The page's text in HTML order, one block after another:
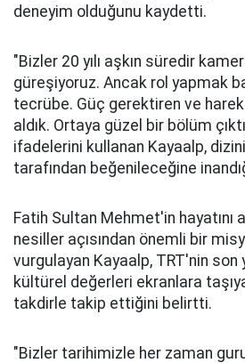
deneyim olduğunu kaydetti.
"Bizler 20 yılı aşkın süredir
güreşiyoruz. Ancak rol yapmak
tecrübe. Güç gerektiren ve
aldık. Ortaya güzel bir bölüm
ifadelerini kullanan Kayaalp,
tarafından beğenileceğine
Fatih Sultan Mehmet'in hayatını
nesiller açısından önemli bir
vurgulayan Kayaalp, TRT'nin son
kültürel değerleri ekranlara
takdirle takip ettiğini belirtti.
"Bizler tarihimizle her zaman